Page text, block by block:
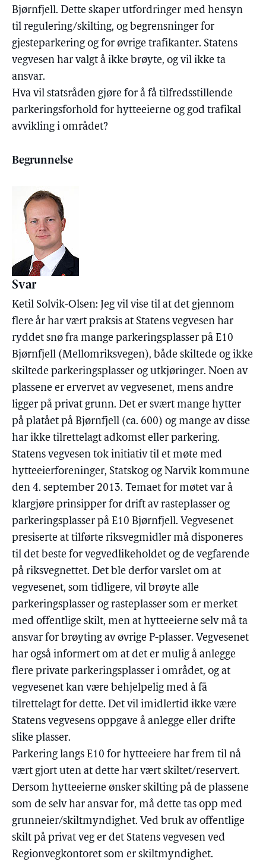
Bjørnfjell. Dette skaper utfordringer med hensyn
til regulering/skilting, og begrensninger for
gjesteparkering og for øvrige trafikanter. Statens
vegvesen har valgt å ikke brøyte, og vil ikke ta
ansvar.
Hva vil statsråden gjøre for å få tilfredsstillende
parkeringsforhold for hytteeierne og god trafikal
avvikling i området?
Begrunnelse
Svar
Ketil Solvik-Olsen: Jeg vil vise til at det gjennom
flere år har vært praksis at Statens vegvesen har
ryddet snø fra mange parkeringsplasser på E10
Bjørnfjell (Mellomriksvegen), både skiltede og ikke
skiltede parkeringsplasser og utkjøringer. Noen av
plassene er ervervet av vegvesenet, mens andre
ligger på privat grunn. Det er svært mange hytter
på platået på Bjørnfjell (ca. 600) og mange av disse
har ikke tilrettelagt adkomst eller parkering.
Statens vegvesen tok initiativ til et møte med
hytteeierforeninger, Statskog og Narvik kommune
den 4. september 2013. Temaet for møtet var å
klargjøre prinsipper for drift av rasteplasser og
parkeringsplasser på E10 Bjørnfjell. Vegvesenet
presiserte at tilførte riksvegmidler må disponeres
til det beste for vegvedlikeholdet og de vegfarende
på riksvegnettet. Det ble derfor varslet om at
vegvesenet, som tidligere, vil brøyte alle
parkeringsplasser og rasteplasser som er merket
med offentlige skilt, men at hytteeierne selv må ta
ansvar for brøyting av øvrige P-plasser. Vegvesenet
har også informert om at det er mulig å anlegge
flere private parkeringsplasser i området, og at
vegvesenet kan være behjelpelig med å få
tilrettelagt for dette. Det vil imidlertid ikke være
Statens vegvesens oppgave å anlegge eller drifte
slike plasser.
Parkering langs E10 for hytteeiere har frem til nå
vært gjort uten at dette har vært skiltet/reservert.
Dersom hytteeierne ønsker skilting på de plassene
som de selv har ansvar for, må dette tas opp med
grunneier/skiltmyndighet. Ved bruk av offentlige
skilt på privat veg er det Statens vegvesen ved
Regionvegkontoret som er skiltmyndighet.